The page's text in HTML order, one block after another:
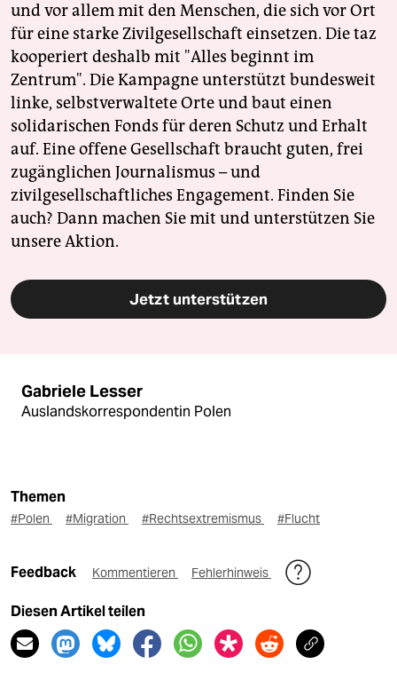
und vor allem mit den Menschen, die sich vor Ort
für eine starke Zivilgesellschaft einsetzen. Die taz
kooperiert deshalb mit "Alles beginnt im
Zentrum". Die Kampagne unterstützt bundesweit
linke, selbstverwaltete Orte und baut einen
solidarischen Fonds für deren Schutz und Erhalt
auf. Eine offene Gesellschaft braucht guten, frei
zugänglichen Journalismus – und
zivilgesellschaftliches Engagement. Finden Sie
auch? Dann machen Sie mit und unterstützen Sie
unsere Aktion.
Jetzt unterstützen
Gabriele Lesser
Auslandskorrespondentin Polen
Themen
#Polen #Migration #Rechtsextremismus #Flucht
Feedback Kommentieren Fehlerhinweis
Diesen Artikel teilen